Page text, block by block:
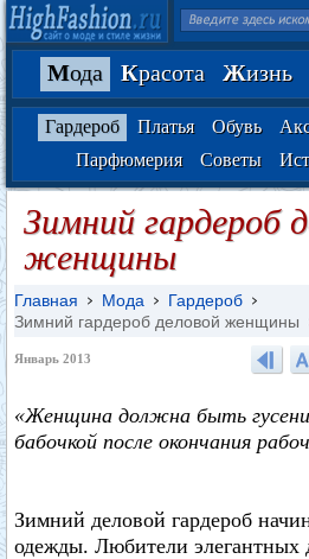
Мода Красота Жизнь
Гардероб Платья Обувь
Парфюмерия
Советы
Зимний гардероб
женщины
Главная Мода
Гардероб
Зимний гардероб деловой женщины
Январь 2013
«Женщина должна быть
бабочкой после окончания
Зимний деловой гардероб
одежды. Любители элегантных